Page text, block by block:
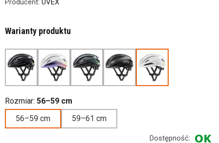
Producent: UVEX
Warianty produktu
Rozmiar: 56–59 cm
56–59 cm
59–61 cm
Dostępność: